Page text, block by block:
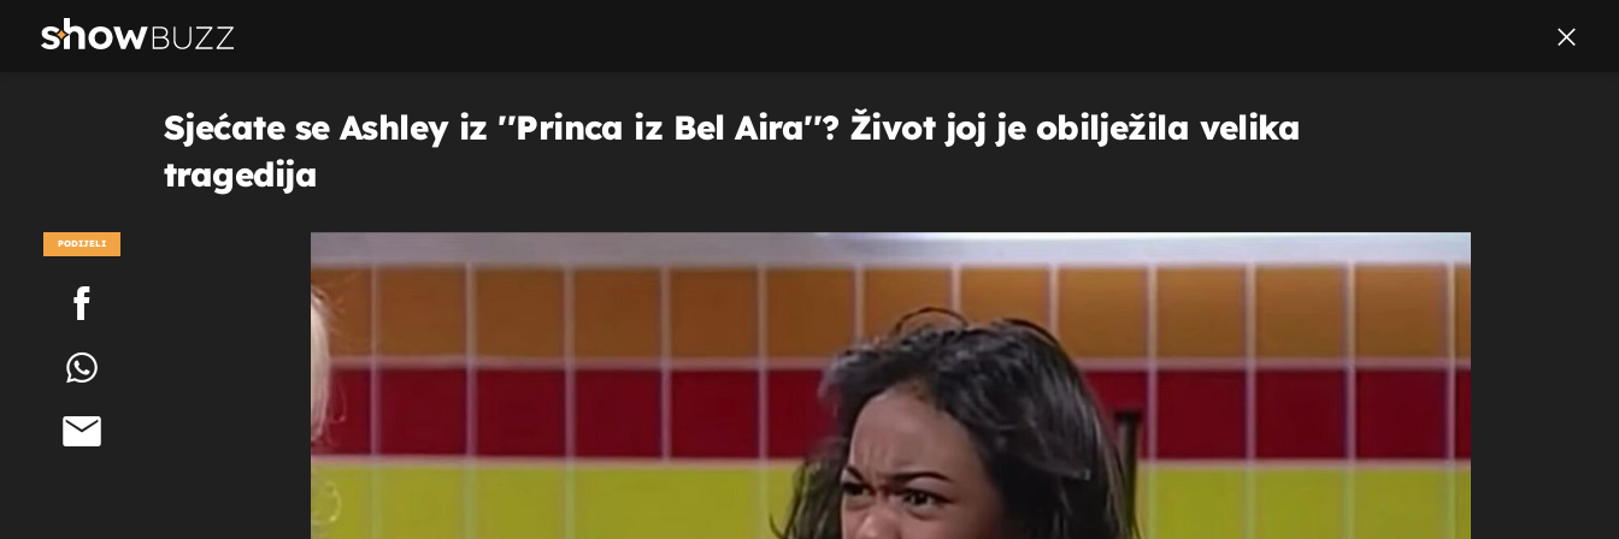
Sjećate se Ashley iz ''Princa iz Bel Aira''? Život joj je obilježila velika
tragedija
PODIJELI
POGLEDAJ